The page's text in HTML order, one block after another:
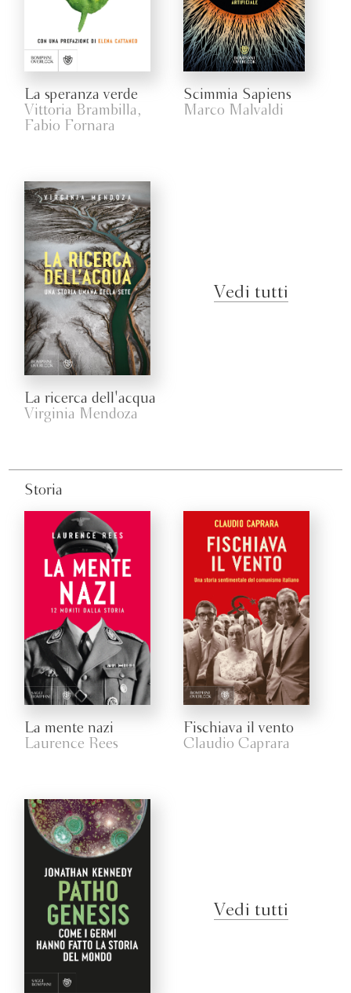
La speranza verde
Vittoria Brambilla,
Fabio Fornara
Scimmia Sapiens
Marco Malvaldi
La ricerca dell'acqua
Virginia Mendoza
Vedi tutti
Storia
La mente nazi
Laurence Rees
Fischiava il vento
Claudio Caprara
Vedi tutti